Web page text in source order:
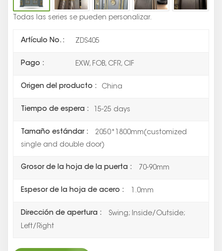
Todas las series se pueden personalizar.
Artículo No. : ZDS405
Pago : EXW, FOB, CFR, CIF
Origen del producto : China
Tiempo de espera : 15-25 days
Tamaño estándar :
2050*1800mm(customized
single and double door)
Grosor de la hoja de la puerta : 70-90mm
Espesor de la hoja de acero : 1.0mm
Dirección de apertura :
Swing; Inside/Outside;
Left/Right